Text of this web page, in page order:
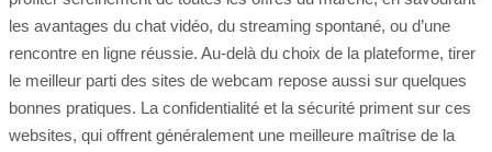
les avantages du chat vidéo, du streaming spontané, ou d’une
rencontre en ligne réussie. Au-delà du choix de la plateforme, tirer
le meilleur parti des sites de webcam repose aussi sur quelques
bonnes pratiques. La confidentialité et la sécurité priment sur ces
websites, qui offrent généralement une meilleure maîtrise de la